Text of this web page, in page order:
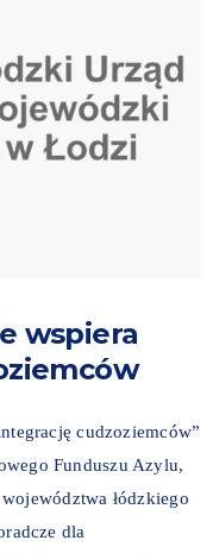
wspiera
cudzoziemców”
Funduszu Azylu,
łódzkiego
dla